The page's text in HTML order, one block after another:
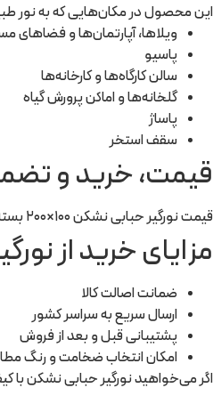
این محصول در مکان‌هایی که به نور
ویلاها، آپارتمان‌ها و فضاهای
پاسیو
سالن‌ کارگاه‌ها و کارخانه‌ها
گلخانه‌ها و اماکن پرورش گیاه
پاساژ
سقف استخر
قیمت، خرید و
قیمت نورگیر حبابی نشکن ۱۰۰×۲۰۰ بسته به ضخامت، نوع متریال و برند تولیدکننده متفاوت است. اما ما در فروشگاه خود بهترین قیمت بازار را با گارانتی کیفیت و ارسال سریع ارائه می‌دهیم.
مزایای خرید از
ضمانت اصالت کالا
ارسال سریع به سراسر کشور
پشتیبانی قبل و بعد از فروش
امکان انتخاب ضخامت و رنگ
اگر می‌خواهید نورگیر حبابی نشکن با